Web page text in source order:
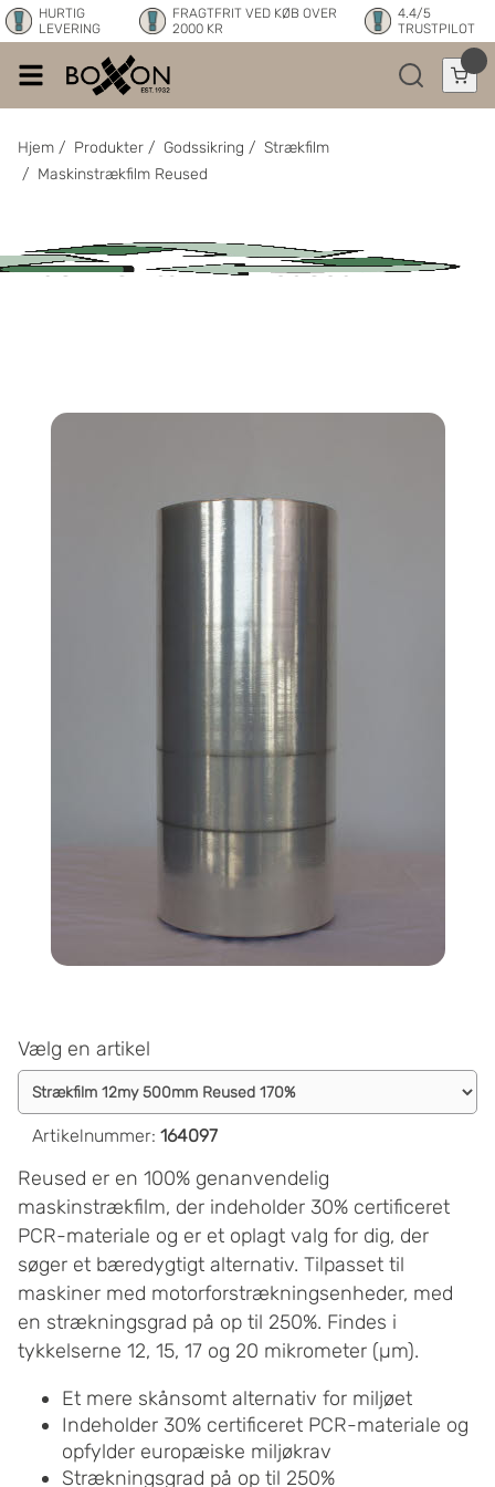
HURTIG
LEVERING
FRAGTFRIT VED KØB OVER
2000 KR
4.4/5
TRUSTPILOT
Hjem / Produkter / Godssikring / Strækfilm
/ Maskinstrækfilm Reused
Maskinstrækfilm Reused
Vælg en artikel
Artikelnummer: 164097
Reused er en 100% genanvendelig
maskinstrækfilm, der indeholder 30% certificeret
PCR-materiale og er et oplagt valg for dig, der
søger et bæredygtigt alternativ. Tilpasset til
maskiner med motorforstrækningsenheder, med
en strækningsgrad på op til 250%. Findes i
tykkelserne 12, 15, 17 og 20 mikrometer (µm).
Et mere skånsomt alternativ for miljøet
Indeholder 30% certificeret PCR-materiale og
opfylder europæiske miljøkrav
Strækningsgrad på op til 250%